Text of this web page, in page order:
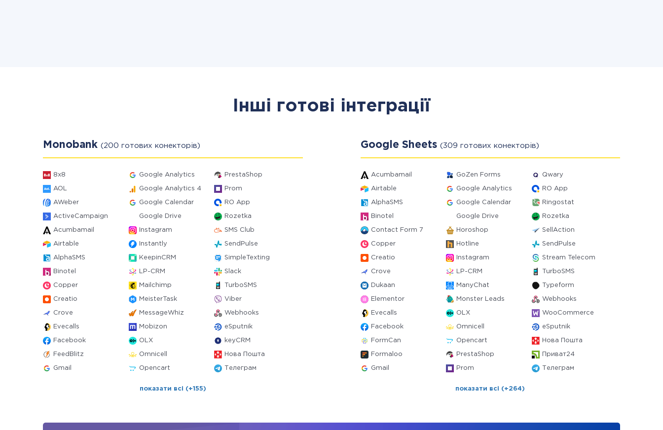
Інші готові інтеграції
Monobank (200 готових конекторів)
8x8 Google Analytics PrestaShop
AOL Google Analytics 4 Prom
AWeber Google Calendar RO App
ActiveCampaign Google Drive Rozetka
Acumbamail Instagram SMS Club
Airtable Instantly SendPulse
AlphaSMS KeepinCRM SimpleTexting
Binotel LP-CRM Slack
Copper Mailchimp TurboSMS
Creatio MeisterTask Viber
Crove MessageWhiz Webhooks
Evecalls Mobizon eSputnik
Facebook OLX keyCRM
FeedBlitz Omnicell Нова Пошта
Gmail Opencart Телеграм
показати всі (+155)
Google Sheets (309 готових конекторів)
Acumbamail GoZen Forms Qwary
Airtable Google Analytics RO App
AlphaSMS Google Calendar Ringostat
Binotel Google Drive Rozetka
Contact Form 7 Horoshop SellAction
Copper Hotline SendPulse
Creatio Instagram Stream Telecom
Crove LP-CRM TurboSMS
Dukaan ManyChat Typeform
Elementor Monster Leads Webhooks
Evecalls OLX WooCommerce
Facebook Omnicell eSputnik
FormCan Opencart Нова Пошта
Formaloo PrestaShop Приват24
Gmail Prom Телеграм
показати всі (+264)